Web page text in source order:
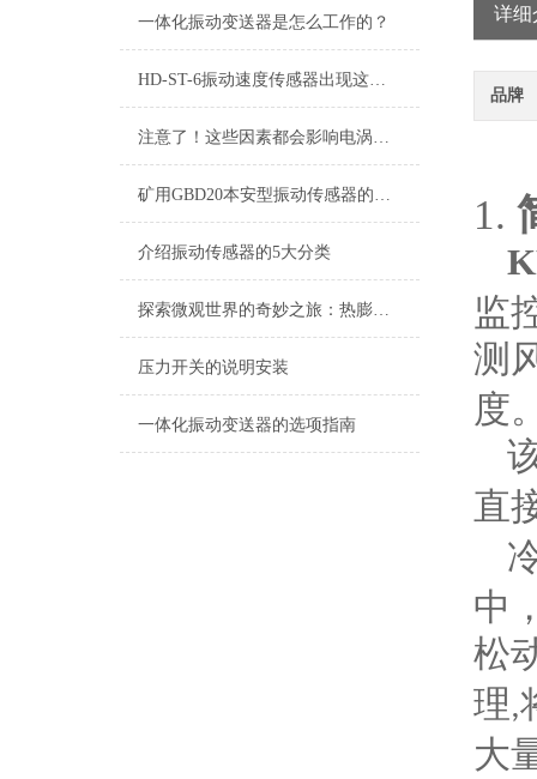
一体化振动变送器是怎么工作的？
HD-ST-6振动速度传感器出现这些故障要及时解决
注意了！这些因素都会影响电涡流传感器
矿用GBD20本安型振动传感器的特点
介绍振动传感器的5大分类
探索微观世界的奇妙之旅：热膨胀传感器的魔力
压力开关的说明安装
一体化振动变送器的选项指南
详细
品牌
1.
监
测
度
直
中
松
理,
大